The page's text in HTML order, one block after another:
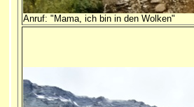
Anruf: "Mama, ich bin in den Wolken"